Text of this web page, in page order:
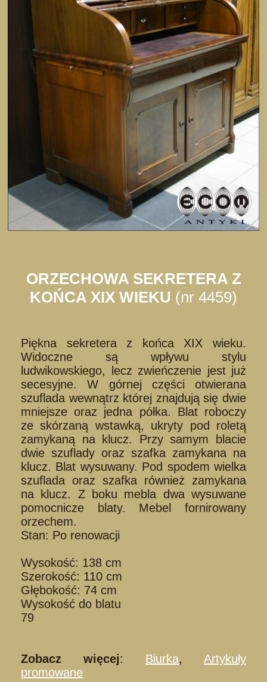
ORZECHOWA SEKRETERA Z
KOŃCA XIX WIEKU (nr 4459)
Piękna sekretera z końca XIX wieku.
Widoczne są wpływu stylu
ludwikowskiego, lecz zwieńczenie jest już
secesyjne. W górnej części otwierana
szuflada wewnątrz której znajdują się dwie
mniejsze oraz jedna półka. Blat roboczy
ze skórzaną wstawką, ukryty pod roletą
zamykaną na klucz. Przy samym blacie
dwie szuflady oraz szafka zamykana na
klucz. Blat wysuwany. Pod spodem wielka
szuflada oraz szafka również zamykana
na klucz. Z boku mebla dwa wysuwane
pomocnicze blaty. Mebel fornirowany
orzechem.
Stan: Po renowacji
Wysokość: 138 cm
Szerokość: 110 cm
Głębokość: 74 cm
Wysokość do blatu
79
Zobacz więcej: Biurka, Artykuły
promowane